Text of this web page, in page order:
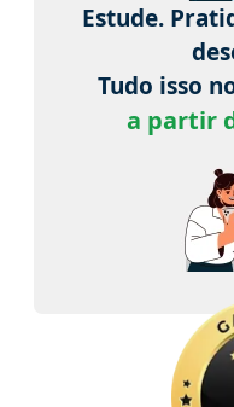
Estude.
Tudo isso
a partir